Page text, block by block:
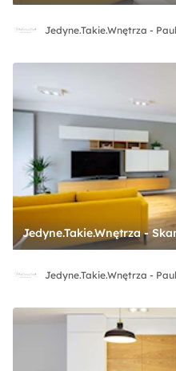
Jedyne.Takie.Wnętrza -
Jedyne.Takie.Wnętrza -